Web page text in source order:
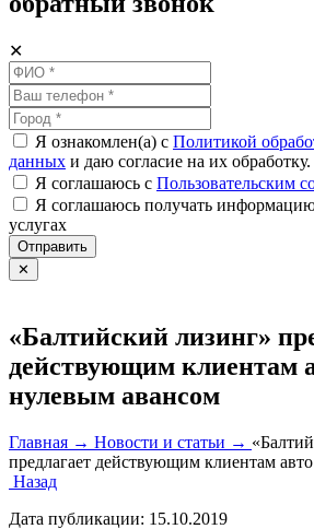
✕
Я ознакомлен(а) с Политикой
данных и даю согласие на их обработку.
Я соглашаюсь c Пользовательским
Я соглашаюсь получать
услугах
Отправить
✕
«Балтийский лизинг»
действующим клиентам
нулевым авансом
Главная → Новости и статьи →
предлагает действующим клиентам
Назад
Дата публикации: 15.10.2019